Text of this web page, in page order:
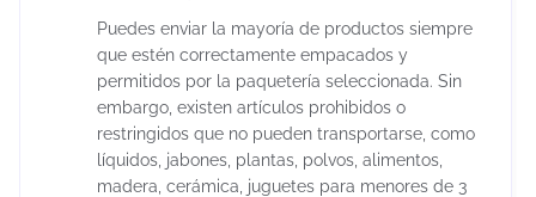
Puedes enviar la mayoría de productos siempre
que estén correctamente empacados y
permitidos por la paquetería seleccionada. Sin
embargo, existen artículos prohibidos o
restringidos que no pueden transportarse, como
líquidos, jabones, plantas, polvos, alimentos,
madera, cerámica, juguetes para menores de 3